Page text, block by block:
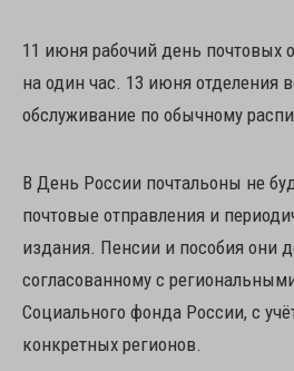
11 июня рабочий день почтовых
на один час. 13 июня отделения
обслуживание по обычному
В День России почтальоны не
почтовые отправления и
издания. Пенсии и пособия они
согласованному с
Социального фонда России, с
конкретных регионов.